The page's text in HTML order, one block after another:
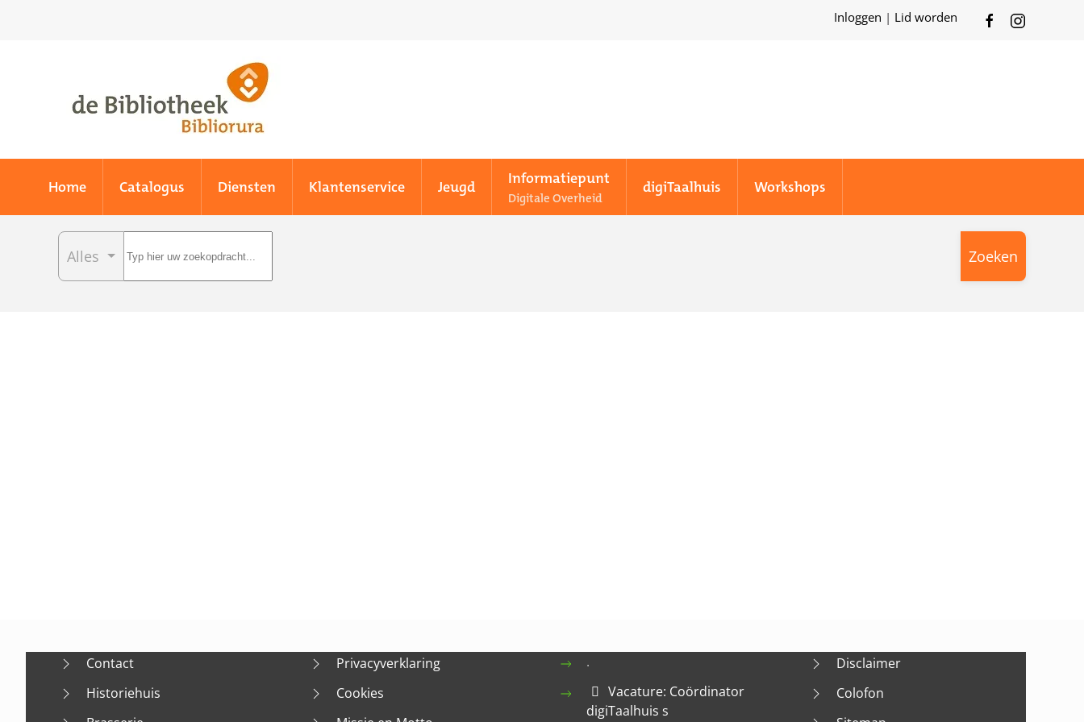
Inloggen | Lid worden
Home Catalogus Diensten Klantenservice Jeugd Informatiepunt
Digitale Overheid
digiTaalhuis Workshops
Alles Zoeken
Contact
Historiehuis
Privacyverklaring
Cookies
.
Vacature: Coördinator
digiTaalhuis s
Disclaimer
Colofon